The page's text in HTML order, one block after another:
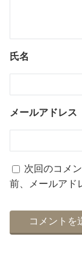
氏名
メールアドレス
次回のコメ
前、メールアド